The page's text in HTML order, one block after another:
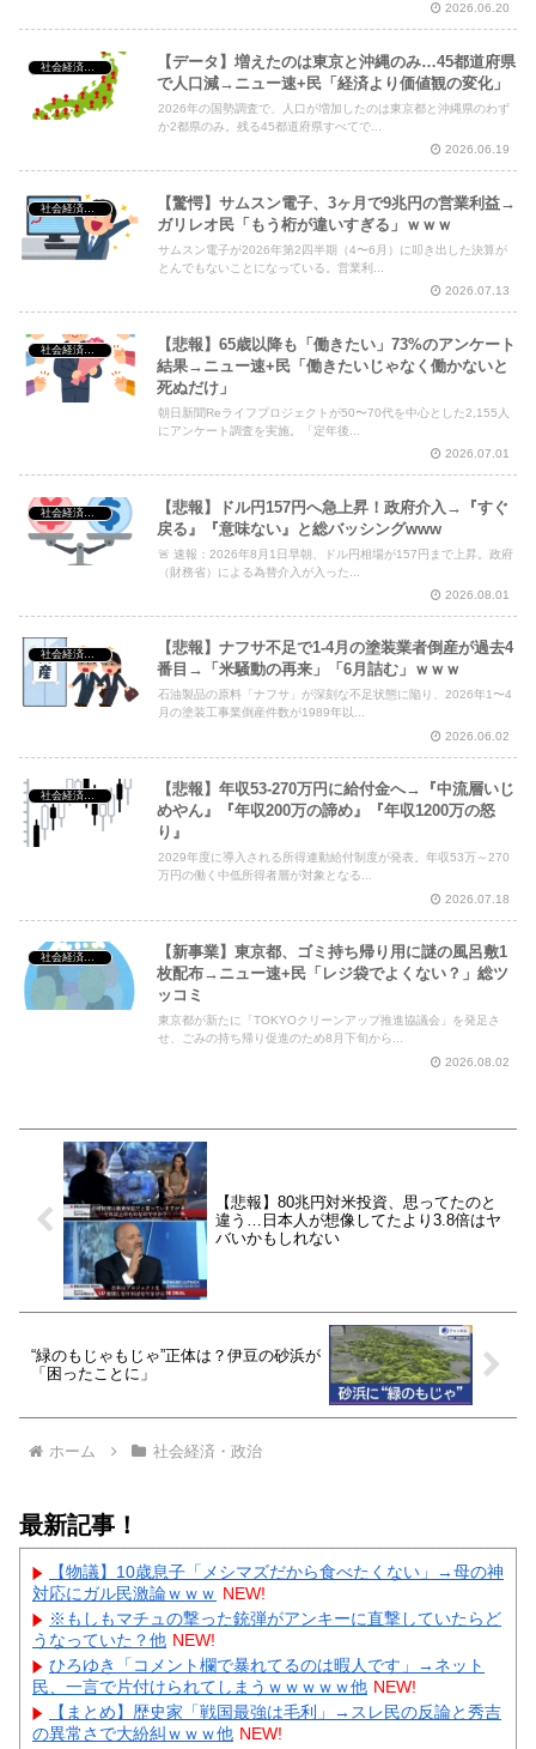
2026.06.20
【データ】増えたのは東京と沖縄のみ…45都道府県
で人口減→ニュー速+民「経済より価値観の変化」
2026年の国勢調査で、人口が増加したのは東京都と沖縄県のわず
か2都県のみ。残る45都道府県すべてで...
2026.06.19
【驚愕】サムスン電子、3ヶ月で9兆円の営業利益→
ガリレオ民「もう桁が違いすぎる」ｗｗｗ
サムスン電子が2026年第2四半期（4〜6月）に叩き出した決算が
とんでもないことになっている。営業利...
2026.07.13
【悲報】65歳以降も「働きたい」73%のアンケート
結果→ニュー速+民「働きたいじゃなく働かないと
死ぬだけ」
朝日新聞Reライフプロジェクトが50〜70代を中心とした2,155人
にアンケート調査を実施。「定年後...
2026.07.01
【悲報】ドル円157円へ急上昇！政府介入→『すぐ
戻る』『意味ない』と総バッシングwww
🚨 速報：2026年8月1日早朝、ドル円相場が157円まで上昇。政府
（財務省）による為替介入が入った...
2026.08.01
【悲報】ナフサ不足で1-4月の塗装業者倒産が過去4
番目→「米騒動の再来」「6月詰む」ｗｗｗ
石油製品の原料「ナフサ」が深刻な不足状態に陥り、2026年1〜4
月の塗装工事業倒産件数が1989年以...
2026.06.02
【悲報】年収53-270万円に給付金へ→『中流層いじ
めやん』『年収200万の諦め』『年収1200万の怒
り』
2029年度に導入される所得連動給付制度が発表。年収53万～270
万円の働く中低所得者層が対象となる...
2026.07.18
社会経済・政治
【新事業】東京都、ゴミ持ち帰り用に謎の風呂敷1
枚配布→ニュー速+民「レジ袋でよくない？」総ツ
ッコミ
東京都が新たに「TOKYOクリーンアップ推進協議会」を発足さ
せ、ごみの持ち帰り促進のため8月下旬から...
2026.08.02
【悲報】80兆円対米投資、思ってたのと
違う…日本人が想像してたより3.8倍はヤ
バいかもしれない
“緑のもじゃもじゃ”正体は？伊豆の砂浜が
「困ったことに」
ホーム 社会経済・政治
最新記事！
【物議】10歳息子「メシマズだから食べたくない」→母の神
対応にガル民激論ｗｗｗ NEW!
※もしもマチュの撃った銃弾がアンキーに直撃していたらど
うなっていた？他 NEW!
ひろゆき「コメント欄で暴れてるのは暇人です」→ネット
民、一言で片付けられてしまうｗｗｗｗｗ他 NEW!
【まとめ】歴史家「戦国最強は毛利」→スレ民の反論と秀吉
の異常さで大紛糾ｗｗｗ他 NEW!